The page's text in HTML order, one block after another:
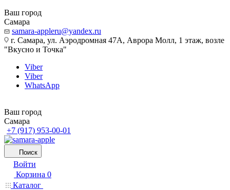
Ваш город
Самара
samara-appleru@yandex.ru
г. Самара, ул. Аэродромная 47А, Аврора Молл, 1 этаж, возле
"Вкусно и Точка"
Viber
Viber
WhatsApp
Ваш город
Самара
+7 (917) 953-00-01
Поиск
Войти
Корзина 0
Каталог